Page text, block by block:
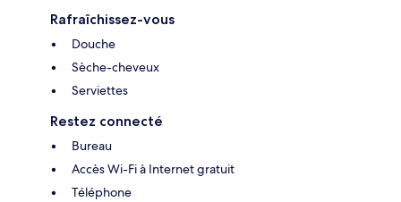
Rafraîchissez-vous
Douche
Sèche-cheveux
Serviettes
Restez connecté
Bureau
Accès Wi-Fi à Internet gratuit
Téléphone